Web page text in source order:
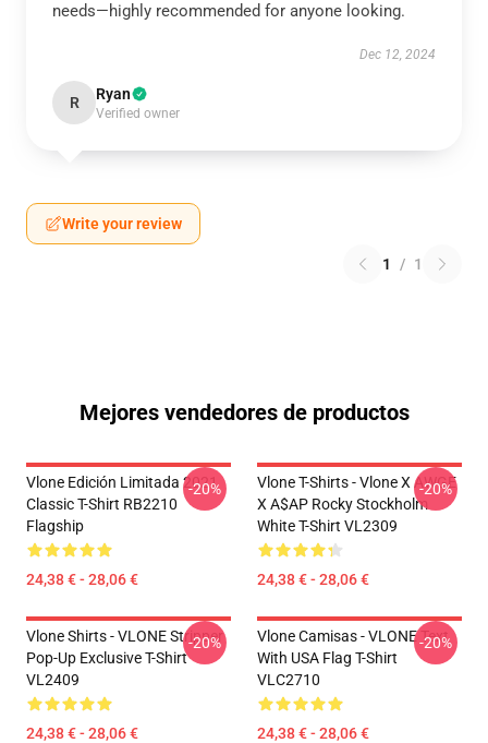
needs—highly recommended for anyone looking.
Dec 12, 2024
R Ryan
Verified owner
Write your review
1 / 1
Mejores vendedores de productos
Vlone Edición Limitada 2021
Classic T-Shirt RB2210
Flagship
24,38 € - 28,06 €
-20%
Vlone T-Shirts - Vlone X AWGE
X A$AP Rocky Stockholm
White T-Shirt VL2309
24,38 € - 28,06 €
-20%
Vlone Shirts - VLONE Stripper
Pop-Up Exclusive T-Shirt
VL2409
24,38 € - 28,06 €
-20%
Vlone Camisas - VLONE Text
With USA Flag T-Shirt
VLC2710
24,38 € - 28,06 €
-20%